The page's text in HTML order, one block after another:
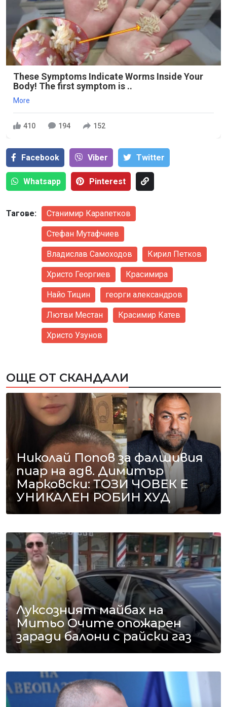
These Symptoms Indicate Worms Inside Your
Body! The first symptom is ..
More
410 194 152
Facebook Viber Тwitter
Whatsapp Pinterest
Тагове: Станимир Карапетков
Стефан Мутафчиев
Владислав Самоходов Кирил Петков
Христо Георгиев Красимира
Найо Тицин георги александров
Лютви Местан Красимир Катев
Христо Узунов
ОЩЕ ОТ СКАНДАЛИ
Николай Попов за фалшивия
пиар на адв. Димитър
Марковски: ТОЗИ ЧОВЕК Е
УНИКАЛЕН РОБИН ХУД
Луксозният майбах на
Митьо Очите опожарен
заради балони с райски газ